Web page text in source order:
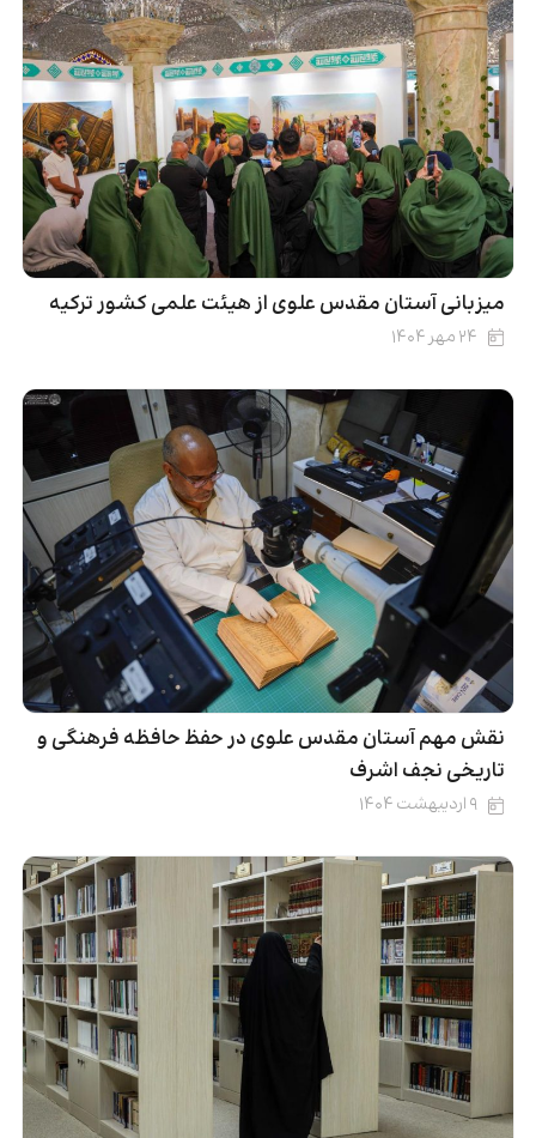
میزبانی آستان مقدس علوی از هیئت علمی کشور ترکیه
۲۴ مهر ۱۴۰۴
نقش‌ مهم آستان مقدس علوی در حفظ حافظه فرهنگی و
تاریخی نجف اشرف
۹ اردیبهشت ۱۴۰۴